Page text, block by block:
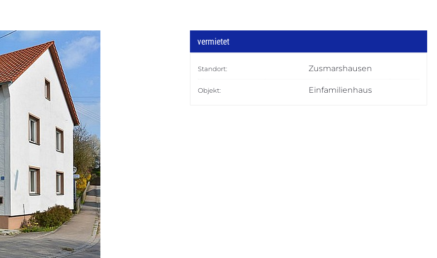
vermietet
Standort: Zusmarshausen
Objekt: Einfamilienhaus